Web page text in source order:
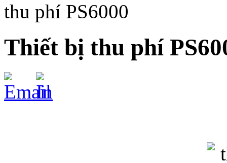
thu phí PS6000
Thiết bị thu phí